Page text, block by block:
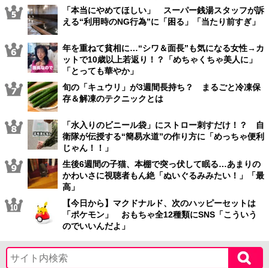
「本当にやめてほしい」 スーパー銭湯スタッフが訴
える“利用時のNG行為”に「困る」「当たり前すぎ」
年を重ねて貧相に…“シワ＆面長”も気になる女性→カ
ットで10歳以上若返り！？「めちゃくちゃ美人に」
「とっても華やか」
旬の「キュウリ」が3週間長持ち？ まるごと冷凍保
存＆解凍のテクニックとは
「水入りのビニール袋」にストロー刺すだけ！？ 自
衛隊が伝授する“簡易水道”の作り方に「めっちゃ便利
じゃん！！」
生後6週間の子猫、本棚で突っ伏して眠る…あまりの
かわいさに視聴者もん絶「ぬいぐるみみたい！」「最
高」
【今日から】マクドナルド、次のハッピーセットは
「ポケモン」 おもちゃ全12種類にSNS「こういう
のでいいんだよ」